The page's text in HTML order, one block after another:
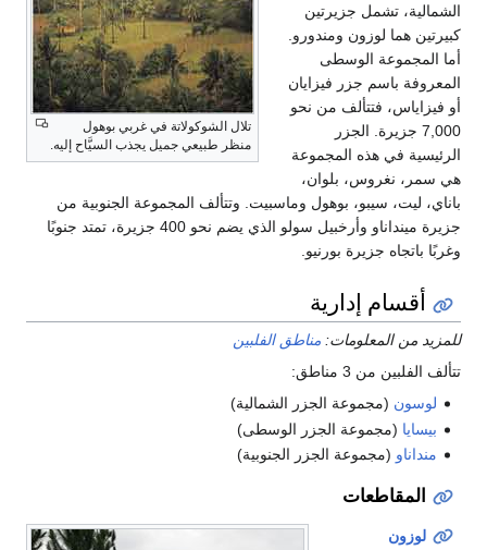
تلال الشوكولاتة في غربي بوهول
منظر طبيعي جميل يجذب السيَّاح إليه.
الشمالية، تشمل جزيرتين
كبيرتين هما لوزون ومندورو.
أما المجموعة الوسطى
المعروفة باسم جزر فيزايان
أو فيزاياس، فتتألف من نحو
7,000 جزيرة. الجزر
الرئيسية في هذه المجموعة
هي سمر، نغروس، بلوان،
باناي، ليت، سيبو، بوهول وماسبيت. وتتألف المجموعة الجنوبية من
جزيرة مينداناو وأرخبيل سولو الذي يضم نحو 400 جزيرة، تمتد جنوبًا
وغربًا باتجاه جزيرة بورنيو.
أقسام إدارية
للمزيد من المعلومات: مناطق الفلبين
تتألف الفلبين من 3 مناطق:
لوسون (مجموعة الجزر الشمالية)
بيسايا (مجموعة الجزر الوسطى)
منداناو (مجموعة الجزر الجنوبية)
المقاطعات
لوزون